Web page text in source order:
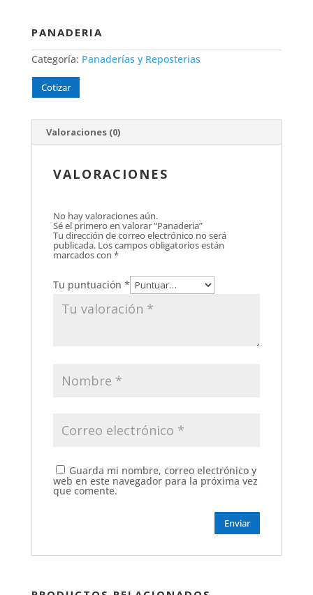
PANADERIA
Categoría: Panaderías y Reposterias
Cotizar
Valoraciones (0)
VALORACIONES
No hay valoraciones aún.
Sé el primero en valorar “Panaderia”
Tu dirección de correo electrónico no será
publicada. Los campos obligatorios están
marcados con *
Tu puntuación *
Guarda mi nombre, correo electrónico y
web en este navegador para la próxima vez
que comente.